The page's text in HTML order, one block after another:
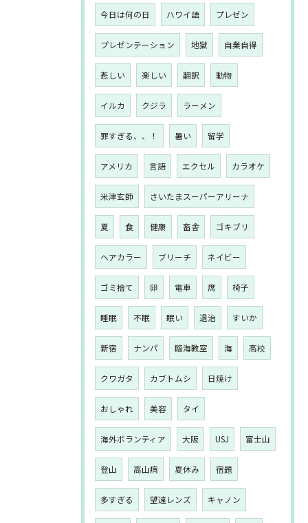
今日は何の日 ハワイ語 プレゼン
プレゼンテーション 地獄 自業自得
悲しい 楽しい 翻訳 動物
イルカ クジラ ラーメン
罪すぎる、、！ 暑い 留学
アメリカ 言語 エクセル カラオケ
米津玄師 さいたまスーパーアリーナ
夏 食 健康 畜舎 ゴキブリ
ヘアカラー ブリーチ ネイビー
ゴミ捨て 卵 電車 席 椅子
睡眠 不眠 眠い 退治 すいか
新宿 ナンパ 臨海教室 海 高校
クワガタ カブトムシ 日焼け
おしゃれ 美容 タイ
海外ボランティア 大阪 USJ 富士山
登山 高山病 夏休み 宿題
多すぎる 望遠レンズ キャノン